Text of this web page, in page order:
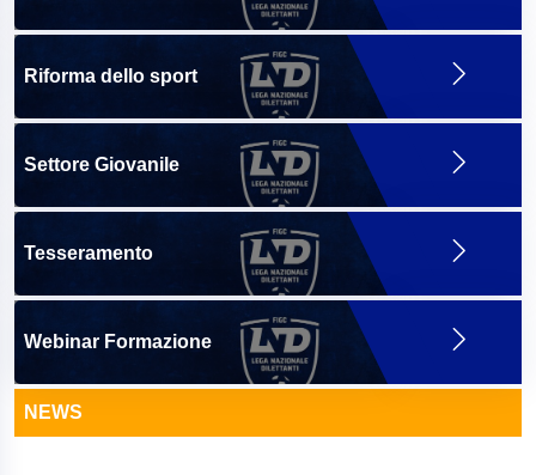
Riforma dello sport
Settore Giovanile
Tesseramento
Webinar Formazione
NEWS